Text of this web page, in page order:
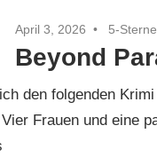
April 3, 2026 5-
Beyond
den folgenden
Frauen und eine